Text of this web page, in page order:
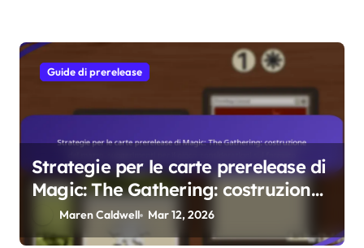
Guide di prerelease
Strategie per le carte prerelease di
Magic: The Gathering: costruzione
del mazzo, suggerimenti per il
gioco, considerazioni sul formato
Maren Caldwell Mar 12, 2026